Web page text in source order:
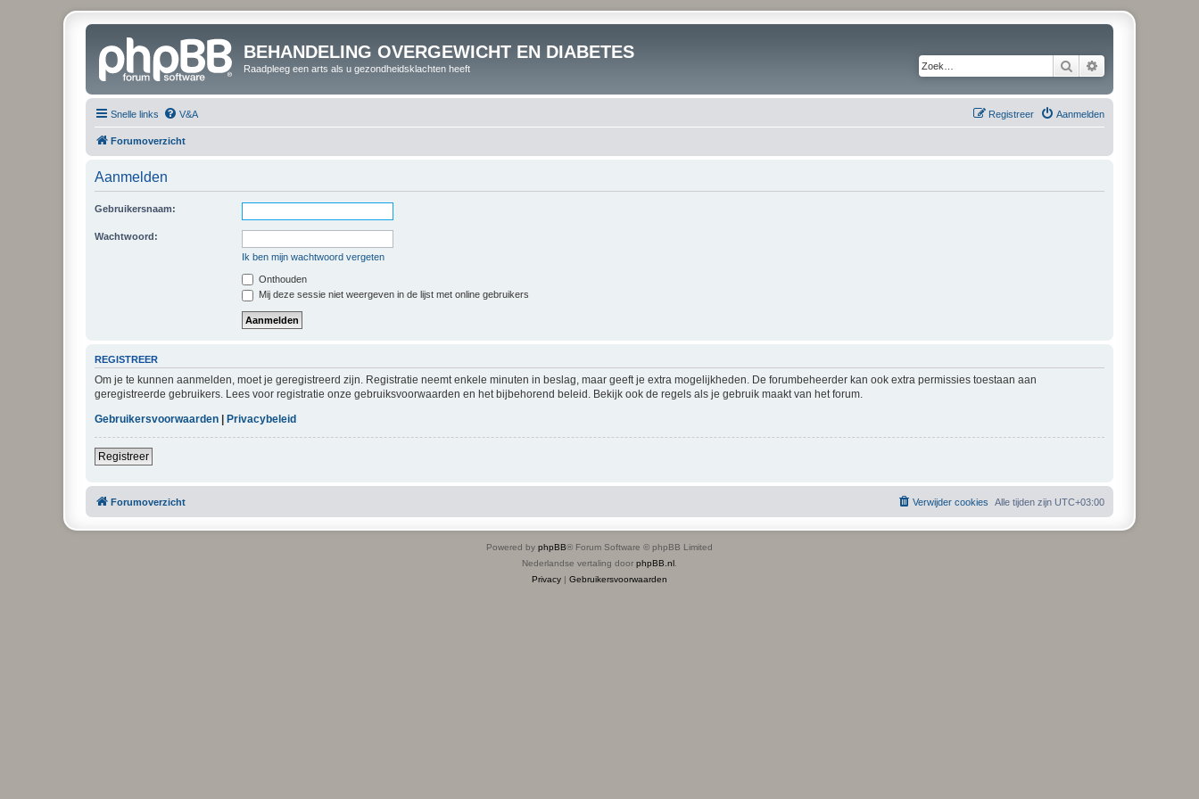
BEHANDELING OVERGEWICHT EN DIABETES
Raadpleeg een arts als u gezondheidsklachten heeft Zoek
Snelle links V&A Aanmelden
Registreer
Forumoverzicht
Aanmelden
Gebruikersnaam:
Wachtwoord:
Ik ben mijn wachtwoord vergeten
Onthouden
Mij deze sessie niet weergeven in de lijst met online gebruikers
REGISTREER
Om je te kunnen aanmelden, moet je geregistreerd zijn. Registratie neemt enkele minuten in beslag, maar geeft je extra mogelijkheden. De forumbeheerder kan ook extra permissies toestaan aan
geregistreerde gebruikers. Lees voor registratie onze gebruiksvoorwaarden en het bijbehorend beleid. Bekijk ook de regels als je gebruik maakt van het forum.
Gebruikersvoorwaarden
Privacybeleid
Registreer
Forumoverzicht Alle tijden zijn UTC+03:00
Verwijder cookies
Powered by phpBB® Forum Software © phpBB Limited
Nederlandse vertaling door phpBB.nl.
Privacy | Gebruikersvoorwaarden